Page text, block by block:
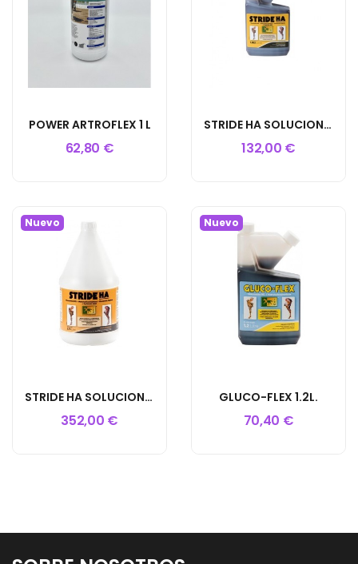
POWER ARTROFLEX 1 L
62,80 €
STRIDE HA SOLUCION 1.183L
132,00 €
Nuevo
STRIDE HA SOLUCION 3.75L
352,00 €
Nuevo
GLUCO-FLEX 1.2L.
70,40 €